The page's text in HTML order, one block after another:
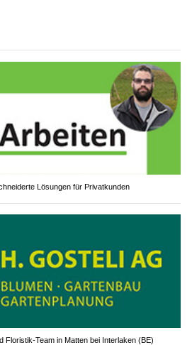
Lösungen für Privatkunden
Floristik-Team in Matten bei Interlaken (BE)